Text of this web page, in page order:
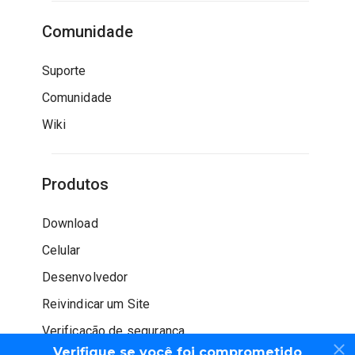
Comunidade
Suporte
Comunidade
Wiki
Produtos
Download
Celular
Desenvolvedor
Reivindicar um Site
Verificação de segurança